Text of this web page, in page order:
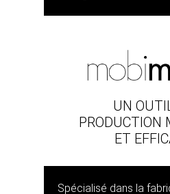
UN
PRODUCTION
ET
Spécialisé dans la